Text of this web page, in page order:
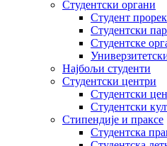
Студентски органи
Студент
Студентски
Студентске
Најбољи студенти
Студентски центри
Студентски
Студентски
Стипендије и праксе
Студентска